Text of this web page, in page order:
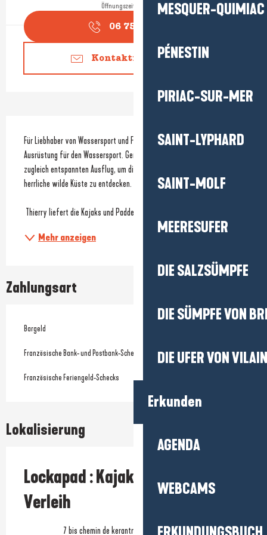
MESQUER-QUIMIAC
PÉNESTIN
PIRIAC-SUR-MER
SAINT-LYPHARD
SAINT-MOLF
MEERESUFER
DIE SALZSÜMPFE
DIE SÜMPFE VON
DIE UFER VON
Erkunden
AGENDA
WEBCAMS
Öffnungszeiten ansehen
06 75 18 05
Kontaktieren Sie uns
Beschreibung
Für Liebhaber von Wassersport und Freizeitaktivitäten. Verleih von
Ausrüstung für den Wassersport. Genießen Sie einen sportlichen und
zugleich entspannten Ausflug, um die Bucht von Le Pouliguen und ihre
herrliche wilde Küste zu entdecken.
Thierry liefert die Kajaks und Paddel an zwei Orten in Le...
Mehr anzeigen
Zahlungsart
Bargeld
Französische Bank- und Postbank-Schecks
Französische Feriengeld-Schecks
Lokalisierung
Lockapad : Kajak- und Paddle-
Verleih
7 bis chemin de kerantrou, 44510 Le Pouliguen